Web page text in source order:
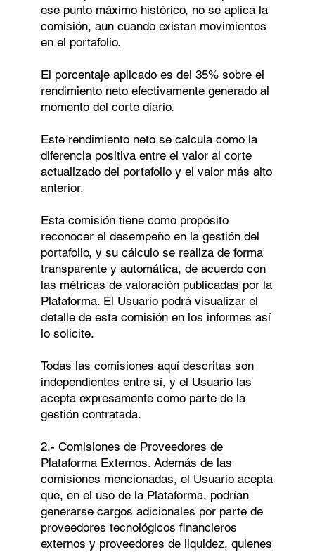
ese punto máximo histórico, no se aplica la
comisión, aun cuando existan movimientos
en el portafolio.
El porcentaje aplicado es del 35% sobre el
rendimiento neto efectivamente generado al
momento del corte diario.
Este rendimiento neto se calcula como la
diferencia positiva entre el valor al corte
actualizado del portafolio y el valor más alto
anterior.
Esta comisión tiene como propósito
reconocer el desempeño en la gestión del
portafolio, y su cálculo se realiza de forma
transparente y automática, de acuerdo con
las métricas de valoración publicadas por la
Plataforma. El Usuario podrá visualizar el
detalle de esta comisión en los informes así
lo solicite.
Todas las comisiones aquí descritas son
independientes entre sí, y el Usuario las
acepta expresamente como parte de la
gestión contratada.
2.- Comisiones de Proveedores de
Plataforma Externos. Además de las
comisiones mencionadas, el Usuario acepta
que, en el uso de la Plataforma, podrían
generarse cargos adicionales por parte de
proveedores tecnológicos financieros
externos y proveedores de liquidez, quienes